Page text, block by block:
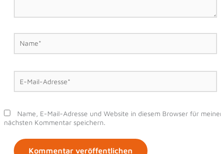
Name*
E-
Mail-
Adresse*
Name, E-Mail-Adresse und Website in diesem Browser für
nächsten Kommentar speichern.